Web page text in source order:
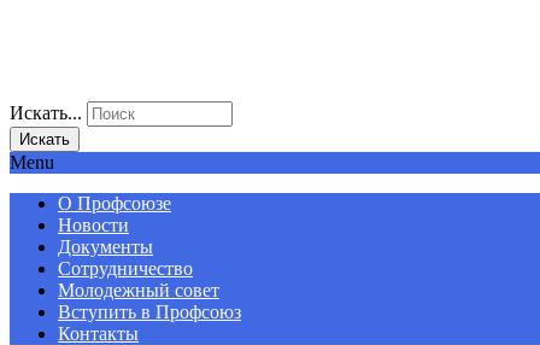
Искать...
Искать
Menu
О Профсоюзе
Новости
Документы
Сотрудничество
Молодежный совет
Вступить в Профсоюз
Контакты